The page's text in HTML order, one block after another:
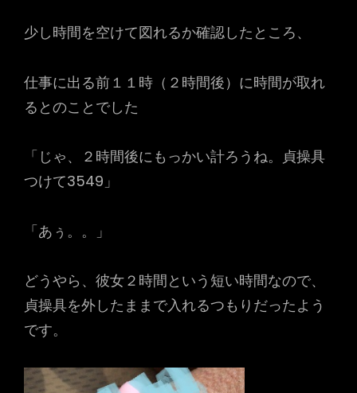
少し時間を空けて図れるか確認したところ、
仕事に出る前１１時（２時間後）に時間が取れ
るとのことでした
「じゃ、２時間後にもっかい計ろうね。貞操具
つけて3549」
「あぅ。。」
どうやら、彼女２時間という短い時間なので、
貞操具を外したままで入れるつもりだったよう
です。